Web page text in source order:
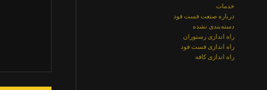
خدمات
درباره صنعت فست فود
دسته‌بندی نشده
راه اندازی رستوران
راه اندازی فست فود
راه اندازی کافه